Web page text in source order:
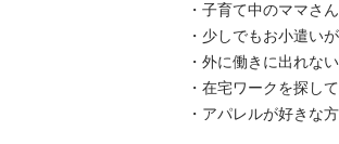
・子育て中のママさん
・少しでもお小遣い
・外に働きに出れな
・在宅ワークを探し
・アパレルが好きな